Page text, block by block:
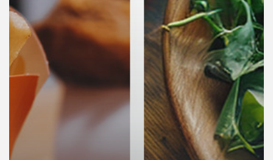
บทความ
ข่าว
และ
กิจกรรม
เกี่ยว
กับ
เรา